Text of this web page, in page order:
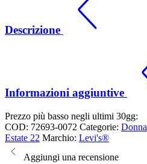
Descrizione
Informazioni aggiuntive
Prezzo più basso negli ultimi 30gg:
COD: 72693-0072 Categorie: Donna
Estate 22 Marchio: Levi's®
Aggiungi una recensione